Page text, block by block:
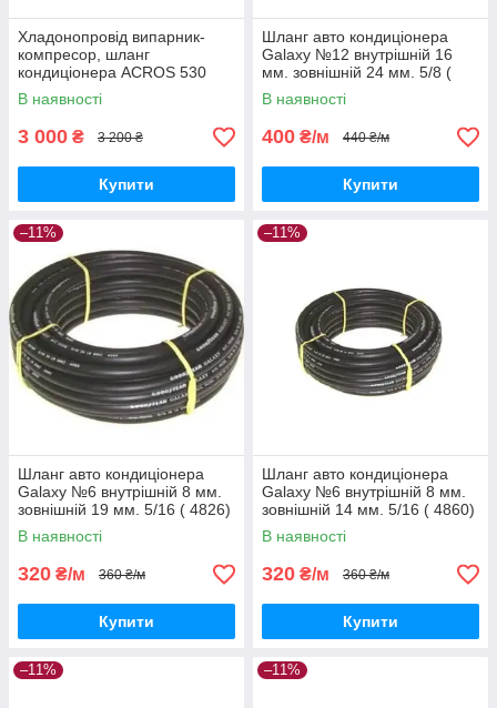
Хладонопровід випарник-
компресор, шланг
кондиціонера ACROS 530
(6900 мм)
В наявності
3 000 ₴ 3 200 ₴
Купити
Шланг авто кондиціонера
Galaxy №12 внутрішній 16
мм. зовнішній 24 мм. 5/8 (
4860) Редукований
В наявності
400 ₴/м 440 ₴/м
Купити
–11%
Шланг авто кондиціонера
Galaxy №6 внутрішній 8 мм.
зовнішній 19 мм. 5/16 ( 4826)
В наявності
320 ₴/м 360 ₴/м
Купити
–11%
Шланг авто кондиціонера
Galaxy №6 внутрішній 8 мм.
зовнішній 14 мм. 5/16 ( 4860)
Редукований
В наявності
320 ₴/м 360 ₴/м
Купити
–11% –11%